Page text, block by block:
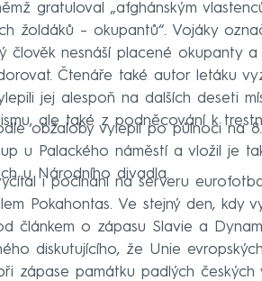
gratuloval „afghánským
žoldáků – okupantů“. Vojáky
člověk nesnáší placené okupanty
Čtenáře také autor letáku
jej alespoň na dalších deseti
ale také z podněcování k
obžaloby vylepil po půlnoci na
u Palackého náměstí a vložil je
u Národního divadla.
i počínání na serveru
Pokahontas. Ve stejný den, kdy
článkem o zápasu Slavie a
diskutujícího, že Unie
zápase památku padlých